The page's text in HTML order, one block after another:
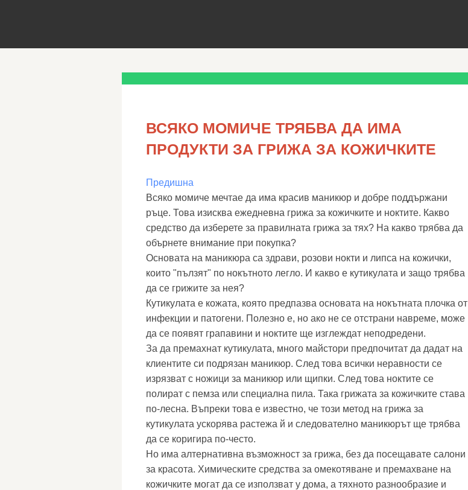
ВСЯКО МОМИЧЕ ТРЯБВА ДА ИМА
ПРОДУКТИ ЗА ГРИЖА ЗА КОЖИЧКИТЕ
Предишна
Всяко момиче мечтае да има красив маникюр и добре поддържани
ръце. Това изисква ежедневна грижа за кожичките и ноктите. Какво
средство да изберете за правилната грижа за тях? На какво трябва да
обърнете внимание при покупка?
Основата на маникюра са здрави, розови нокти и липса на кожички,
които "пълзят" по нокътното легло. И какво е кутикулата и защо трябва
да се грижите за нея?
Кутикулата е кожата, която предпазва основата на нокътната плочка от
инфекции и патогени. Полезно е, но ако не се отстрани навреме, може
да се появят грапавини и ноктите ще изглеждат неподредени.
За да премахнат кутикулата, много майстори предпочитат да дадат на
клиентите си подрязан маникюр. След това всички неравности се
изрязват с ножици за маникюр или щипки. След това ноктите се
полират с пемза или специална пила. Така грижата за кожичките става
по-лесна. Въпреки това е известно, че този метод на грижа за
кутикулата ускорява растежа й и следователно маникюрът ще трябва
да се коригира по-често.
Но има алтернативна възможност за грижа, без да посещавате салони
за красота. Химическите средства за омекотяване и премахване на
кожичките могат да се използват у дома, а тяхното разнообразие и